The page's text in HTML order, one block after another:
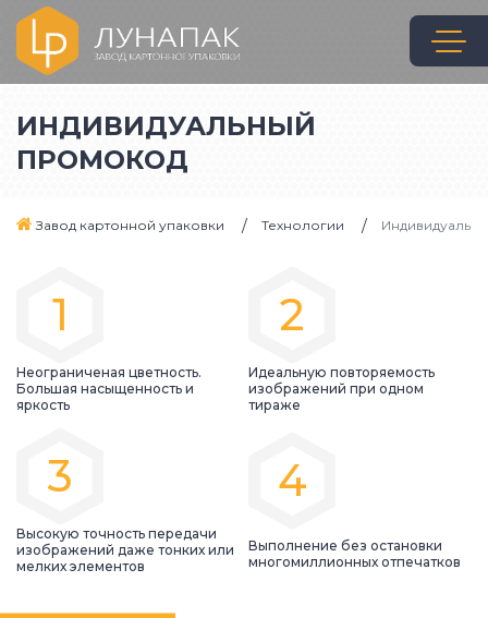
ИНДИВИДУАЛЬНЫЙ
ПРОМОКОД
Завод картонной упаковки Технологии
1
Неограниченая цветность.
Большая насыщенность и
яркость
2
Идеальную повторяемость
изображений при одном
тираже
3
Высокую точность передачи
изображений даже тонких или
мелких элементов
4
Выполнение без остановки
многомиллионных отпечатков